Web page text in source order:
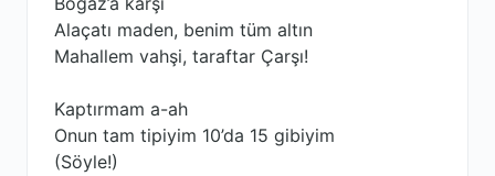
Alaçatı maden, benim tüm altın
Mahallem vahşi, taraftar Çarşı!
Kaptırmam a-ah
Onun tam tipiyim 10’da 15 gibiyim
(Söyle!)